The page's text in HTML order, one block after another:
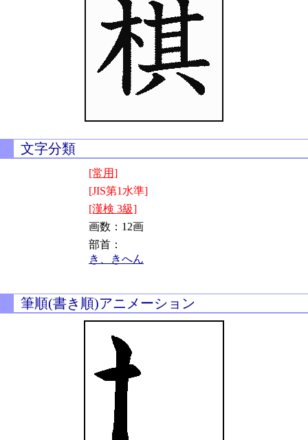
文字分類
[常用]
[JIS第1水準]
[漢検 3級]
画数：12画
部首：
き、きへん
筆順(書き順)アニメーション